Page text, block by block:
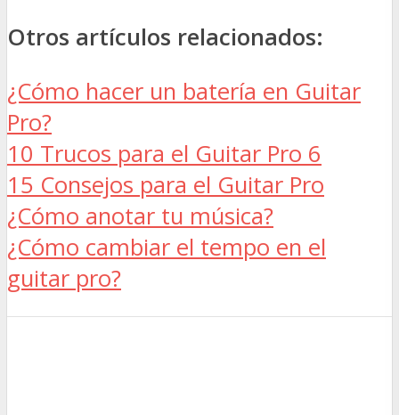
Otros artículos relacionados:
¿Cómo hacer un batería en Guitar
Pro?
10 Trucos para el Guitar Pro 6
15 Consejos para el Guitar Pro
¿Cómo anotar tu música?
¿Cómo cambiar el tempo en el
guitar pro?